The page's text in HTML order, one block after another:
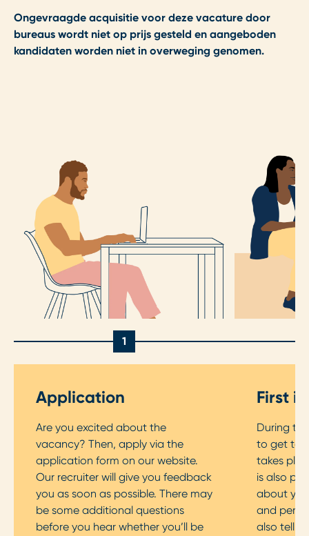
Ongevraagde acquisitie voor deze vacature door
bureaus wordt niet op prijs gesteld en aangeboden
kandidaten worden niet in overweging genomen.
1
Application
Are you excited about the
vacancy? Then, apply via the
application form on our website.
Our recruiter will give you feedback
you as soon as possible. There may
be some additional questions
before you hear whether you’ll be
First
During
to get to
takes
is also
about
and
also tell